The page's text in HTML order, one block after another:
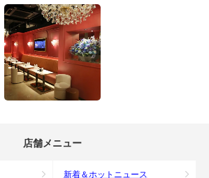
店舗メニュー
新着＆ホットニュース